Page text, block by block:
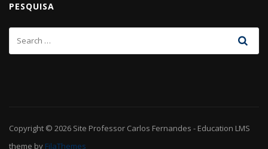
PESQUISA
Copyright © 2026 Site Professor Carlos Fernandes - Education LMS
theme by FilaThemes